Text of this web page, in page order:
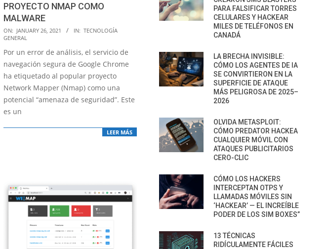
PROYECTO NMAP COMO
MALWARE
2021-
01-
26
ON: JANUARY 26, 2021 IN: TECNOLOGÍA
GENERAL
Por un error de análisis, el servicio de
navegación segura de Google Chrome
ha etiquetado al popular proyecto
Network Mapper (Nmap) como una
potencial “amenaza de seguridad”. Este
es un
LEER MÁS
PARA FALSIFICAR TORRES
CELULARES Y HACKEAR
MILES DE TELÉFONOS EN
CANADÁ
LA BRECHA INVISIBLE:
CÓMO LOS AGENTES DE IA
SE CONVIRTIERON EN LA
SUPERFICIE DE ATAQUE
MÁS PELIGROSA DE 2025–
2026
OLVIDA METASPLOIT:
CÓMO PREDATOR HACKEA
CUALQUIER MÓVIL CON
ATAQUES PUBLICITARIOS
CERO-CLIC
CÓMO LOS HACKERS
INTERCEPTAN OTPS Y
LLAMADAS MÓVILES SIN
‘HACKEAR’ — EL INCREÍBLE
PODER DE LOS SIM BOXES”
13 TÉCNICAS
RIDÍCULAMENTE FÁCILES